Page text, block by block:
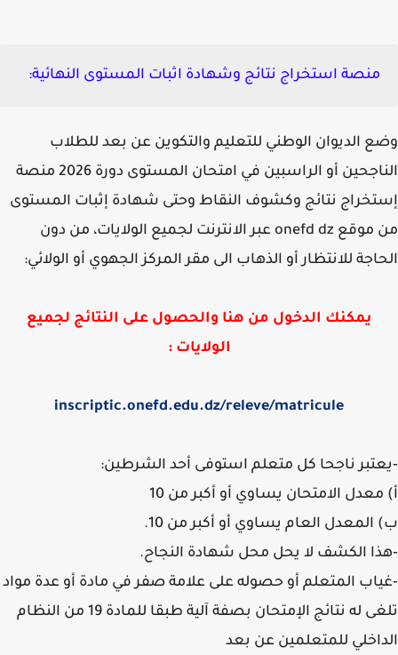
منصة استخراج نتائج وشهادة اثبات المستوى النهائية:
الديوان الوطني للتعليم والتكوين عن بعد للطلاب
الناجحين أو الراسبين في امتحان المستوى دورة 2026 منصة
نتائج وكشوف النقاط وحتى شهادة إثبات المستوى
من موقع onefd dz عبر الانترنت لجميع الولايات، من دون
للانتظار أو الذهاب الى مقر المركز الجهوي أو الولائي:
يمكنك الدخول من هنا والحصول على النتائج لجميع
الولايات :
inscriptic.onefd.edu.dz/releve/matricule
ناجحا كل متعلم استوفى أحد الشرطين:
الامتحان يساوي أو أكبر من 10
العام يساوي أو أكبر من 10.
الكشف لا يحل محل شهادة النجاح.
المتعلم أو حصوله على علامة صفر في مادة أو عدة مواد
تلغى له نتائج الإمتحان بصفة آلية طبقا للمادة 19 من النظام
للمتعلمين عن بعد